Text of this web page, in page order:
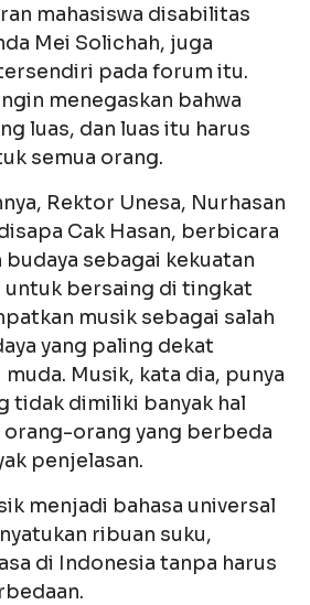
mahasiswa disabilitas
Mei Solichah, juga
pada forum itu.
menegaskan bahwa
luas, dan luas itu harus
semua orang.
Rektor Unesa, Nurhasan
Cak Hasan, berbicara
sebagai kekuatan
untuk bersaing di tingkat
musik sebagai salah
yang paling dekat
Musik, kata dia, punya
tidak dimiliki banyak hal
orang-orang yang berbeda
penjelasan.
menjadi bahasa universal
ribuan suku,
di Indonesia tanpa harus